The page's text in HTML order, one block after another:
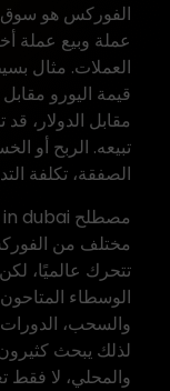
الفوركس هو سوق
عملة وبيع عملة
قيمة اليورو مقابل
مقابل الدولار،
تبيعه. الربح أو
الصفقة، تكلفة
مصطلح dubai
مختلف من
تتحرك عالميًا،
الوسطاء
والسحب، الدورات
لذلك يبحث
والمحلي، لا فقط